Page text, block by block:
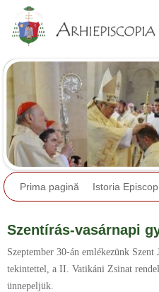
Prima pagină Istoria
Szentírás-vasárnapi
Szeptember 30-án emlékezünk
tekintettel, a II. Vatikáni Zsinat
ünnepeljük.